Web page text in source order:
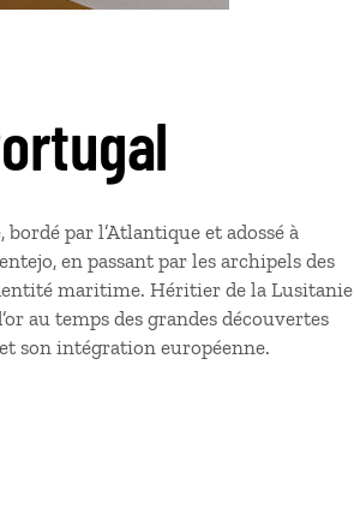
par l’Atlantique et adossé à
en passant par les archipels des
maritime. Héritier de la Lusitanie
au temps des grandes découvertes
son intégration européenne.